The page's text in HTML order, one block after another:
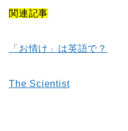
関連記事
「お情け」は英語で？
The Scientist